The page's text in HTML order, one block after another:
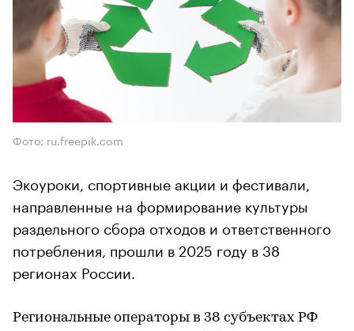
Фото: ru.freepik.com
Экоуроки, спортивные акции и фестивали,
направленные на формирование культуры
раздельного сбора отходов и ответственного
потребления, прошли в 2025 году в 38
регионах России.
Региональные операторы в 38 субъектах РФ